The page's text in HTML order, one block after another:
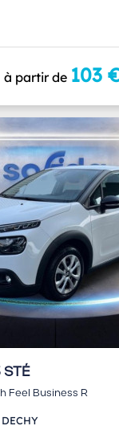
à partir de 103
STÉ
Feel Business R